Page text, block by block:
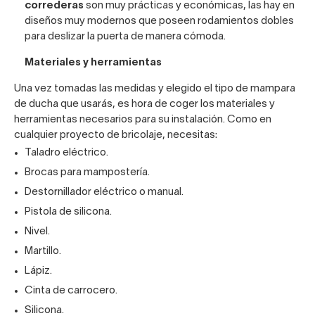
correderas son muy prácticas y económicas, las hay en
diseños muy modernos que poseen rodamientos dobles
para deslizar la puerta de manera cómoda.
Materiales y herramientas
Una vez tomadas las medidas y elegido el tipo de mampara
de ducha que usarás, es hora de coger los materiales y
herramientas necesarios para su instalación. Como en
cualquier proyecto de bricolaje, necesitas:
Taladro eléctrico.
Brocas para mampostería.
Destornillador eléctrico o manual.
Pistola de silicona.
Nivel.
Martillo.
Lápiz.
Cinta de carrocero.
Silicona.